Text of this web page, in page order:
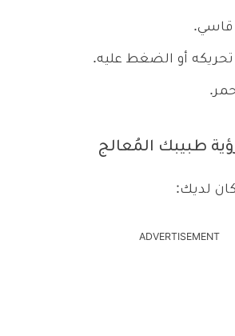
قاسي.
تحريكه أو الضغط عليه.
طبيبك المُعالج
لديك:
ADVERTISEMENT